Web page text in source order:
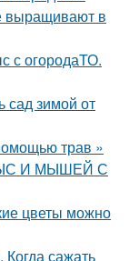
выращивают в
с огородаТО.
сад зимой от
трав »
И МЫШЕЙ С
цветы можно
сажать